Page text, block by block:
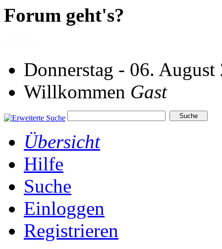
Forum geht's?
Donnerstag - 06.
Willkommen Gast
Übersicht
Hilfe
Suche
Einloggen
Registrieren